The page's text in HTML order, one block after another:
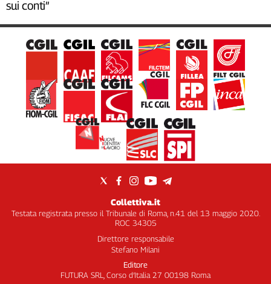
sui conti”
Collettiva.it
Testata registrata presso il Tribunale di Roma, n.41 del 13 maggio 2020.
ROC 34305
Direttore responsabile
Stefano Milani
Editore
FUTURA SRL, Corso d’Italia 27 00198 Roma